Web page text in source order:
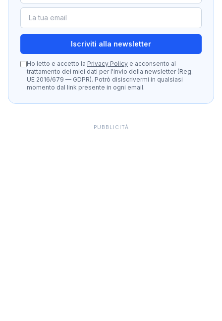
Iscriviti alla newsletter
Ho letto e accetto la Privacy Policy e acconsento al
trattamento dei miei dati per l'invio della newsletter (Reg.
UE 2016/679 — GDPR). Potrò disiscrivermi in qualsiasi
momento dal link presente in ogni email.
PUBBLICITÀ